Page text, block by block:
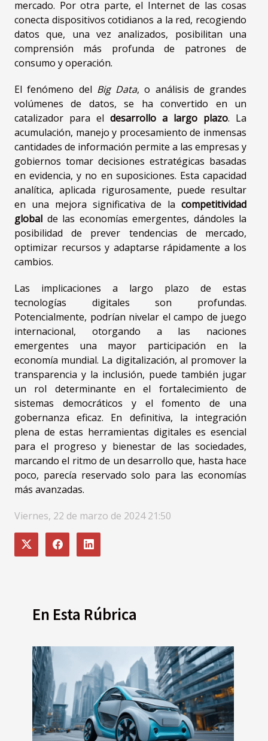
mercado. Por otra parte, el Internet de las cosas
conecta dispositivos cotidianos a la red, recogiendo
datos que, una vez analizados, posibilitan una
comprensión más profunda de patrones de
consumo y operación.
El fenómeno del Big Data, o análisis de grandes
volúmenes de datos, se ha convertido en un
catalizador para el desarrollo a largo plazo. La
acumulación, manejo y procesamiento de inmensas
cantidades de información permite a las empresas y
gobiernos tomar decisiones estratégicas basadas
en evidencia, y no en suposiciones. Esta capacidad
analítica, aplicada rigurosamente, puede resultar
en una mejora significativa de la competitividad
global de las economías emergentes, dándoles la
posibilidad de prever tendencias de mercado,
optimizar recursos y adaptarse rápidamente a los
cambios.
Las implicaciones a largo plazo de estas
tecnologías digitales son profundas.
Potencialmente, podrían nivelar el campo de juego
internacional, otorgando a las naciones
emergentes una mayor participación en la
economía mundial. La digitalización, al promover la
transparencia y la inclusión, puede también jugar
un rol determinante en el fortalecimiento de
sistemas democráticos y el fomento de una
gobernanza eficaz. En definitiva, la integración
plena de estas herramientas digitales es esencial
para el progreso y bienestar de las sociedades,
marcando el ritmo de un desarrollo que, hasta hace
poco, parecía reservado solo para las economías
más avanzadas.
Viernes, 22 de marzo de 2024 21:50
En Esta Rúbrica